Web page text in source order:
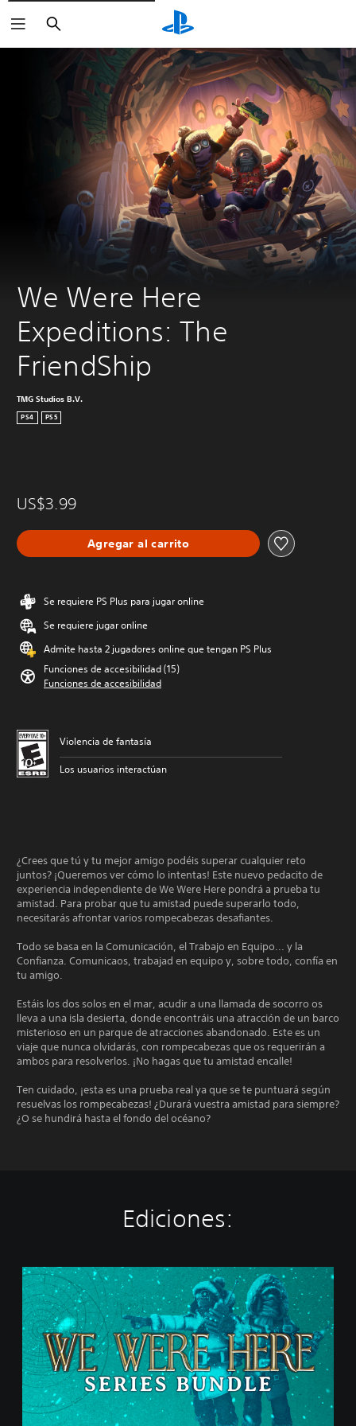
Buscar
We Were Here
Expeditions: The
FriendShip
TMG Studios B.V.
PS4 PS5
US$3.99
Agregar al carrito
Se requiere PS Plus para jugar online
Se requiere jugar online
Admite hasta 2 jugadores online que tengan PS Plus
Funciones de accesibilidad (15)
Funciones de accesibilidad
Violencia de fantasía
Los usuarios interactúan
¿Crees que tú y tu mejor amigo podéis superar cualquier reto
juntos? ¡Queremos ver cómo lo intentas! Este nuevo pedacito de
experiencia independiente de We Were Here pondrá a prueba tu
amistad. Para probar que tu amistad puede superarlo todo,
necesitarás afrontar varios rompecabezas desafiantes.
Todo se basa en la Comunicación, el Trabajo en Equipo... y la
Confianza. Comunicaos, trabajad en equipo y, sobre todo, confía en
tu amigo.
Estáis los dos solos en el mar, acudir a una llamada de socorro os
lleva a una isla desierta, donde encontráis una atracción de un barco
misterioso en un parque de atracciones abandonado. Este es un
viaje que nunca olvidarás, con rompecabezas que os requerirán a
ambos para resolverlos. ¡No hagas que tu amistad encalle!
Ten cuidado, ¡esta es una prueba real ya que se te puntuará según
resuelvas los rompecabezas! ¿Durará vuestra amistad para siempre?
¿O se hundirá hasta el fondo del océano?
Ediciones:
W
e
W
e
r
e
H
e
r
e